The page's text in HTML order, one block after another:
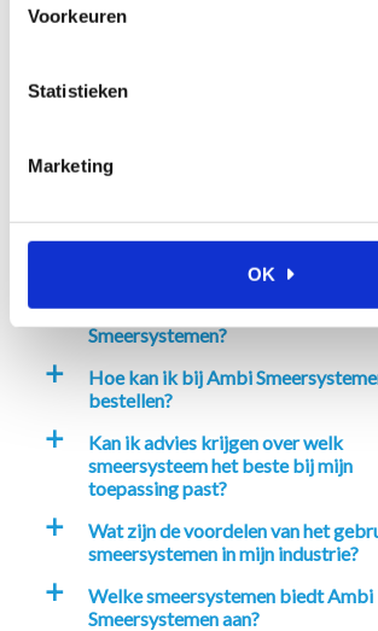
Voorkeuren
Statistieken
Marketing
OK
(blauw)
Veelgestelde vragen
a
Waarom kiezen voor Ambi
Smeersystemen?
a
Hoe kan ik bij Ambi
bestellen?
a
Kan ik advies krijgen over welk
smeersysteem het beste bij mijn
toepassing past?
a
Wat zijn de voordelen van het
smeersystemen in mijn industrie?
a
Welke smeersystemen biedt Ambi
Smeersystemen aan?